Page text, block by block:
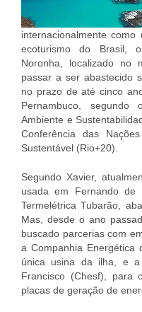
internacionalmente
ecoturismo do Brasil,
Noronha, localizado no
passar a ser abastecido
no prazo de até cinco
Pernambuco,
Ambiente e
Conferência das
Sustentável (Rio+20).
Segundo Xavier,
usada em Fernando de
Termelétrica Tubarão,
Mas, desde o ano
buscado parcerias com
a Companhia Energética
única usina da ilha, e a
Francisco (Chesf), para
placas de geração de